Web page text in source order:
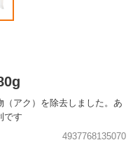
アク）を除去しました。あ
です
4937768135070